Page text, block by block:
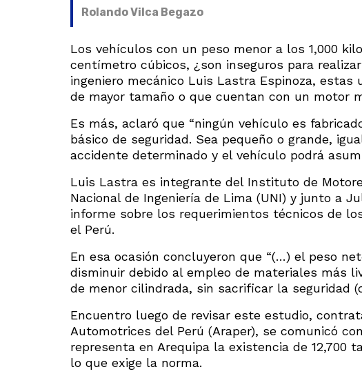
Rolando Vilca Begazo
Los vehículos con un peso menor a los 1,000
centímetro cúbicos, ¿son inseguros para
ingeniero mecánico Luis Lastra Espinoza,
de mayor tamaño o que cuentan con un motor
Es más, aclaró que “ningún vehículo es
básico de seguridad. Sea pequeño o grande,
accidente determinado y el vehículo podrá
Luis Lastra es integrante del Instituto de
Nacional de Ingeniería de Lima (UNI) y junto a
informe sobre los requerimientos técnicos de
el Perú.
En esa ocasión concluyeron que “(…) el peso
disminuir debido al empleo de materiales más
de menor cilindrada, sin sacrificar la seguridad
Encuentro luego de revisar este estudio,
Automotrices del Perú (Araper), se comunicó
representa en Arequipa la existencia de 12,700
lo que exige la norma.